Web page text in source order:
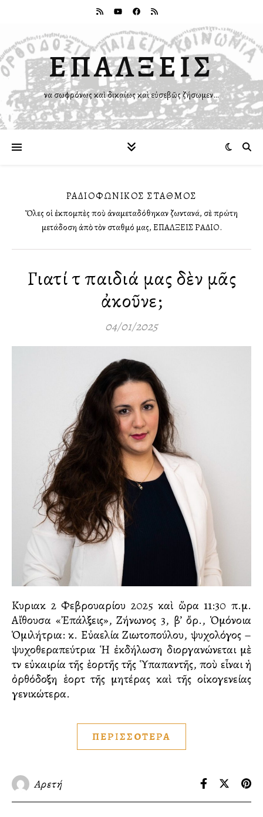
ΕΠΑΛΞΕΙΣ
Ἵνα σωφρόνως καὶ δικαίως καὶ εὐσεβῶς ζήσωμεν…
ΡΑΔΙΟΦΩΝΙΚῸΣ ΣΤΑΘΜΌΣ
Ὅλες οἱ ἐκπομπὲς ποὺ ἀναμεταδόθηκαν ζωντανά, σὲ πρώτη
μετάδοση ἀπὸ τὸν σταθμό μας, ΕΠΑΛΞΕΙΣ ΡΑΔΙΟ.
Γιατί τὰ παιδιά μας δὲν μᾶς
ἀκοῦνε;
04/01/2025
Κυριακὴ 2 Φεβρουαρίου 2025 καὶ ὥρα 11:30 π.μ.
Αἴθουσα «Ἐπάλξεις», Ζήνωνος 3, β’ ὄρ., Ὁμόνοια
Ὁμιλήτρια: κ. Εὐαγγελία Ζιωτοπούλου, ψυχολόγος –
ψυχοθεραπεύτρια Ἡ ἐκδήλωση διοργανώνεται μὲ
τὴν εὐκαιρία τῆς ἑορτῆς τῆς Ὑπαπαντῆς, ποὺ εἶναι ἡ
ὀρθόδοξη ἑορτὴ τῆς μητέρας καὶ τῆς οἰκογενείας
γενικώτερα.
ΠΕΡΙΣΣΟΤΕΡΑ
Αρετή